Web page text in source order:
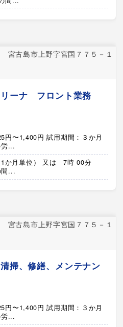
宮古島市上野字宮国７７５－１
リーナ フロント業務
円〜1,400円 試用期間：３か月
...
1か月単位） 又は 7時 00分
...
宮古島市上野字宮国７７５－１
掃、修繕、メンテナン
円〜1,400円 試用期間：３か月
...